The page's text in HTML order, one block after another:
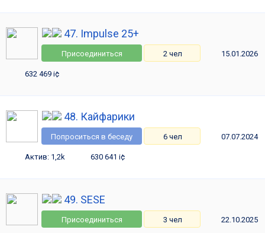
47. Impulse 25+
Присоединиться 2 чел 15.01.2026
632 469 i¢
48. Кайфарики
Попроситься в беседу 6 чел 07.07.2024
Актив: 1,2k 630 641 i¢
49. SESE
Присоединиться 3 чел 22.10.2025